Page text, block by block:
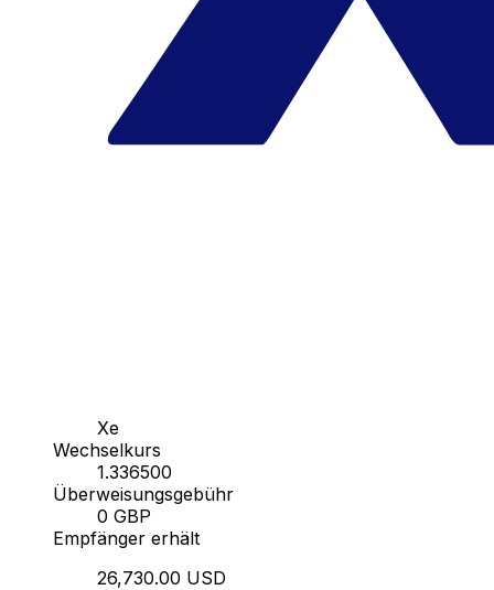
Xe
Wechselkurs
1.336500
Überweisungsgebühr
0 GBP
Empfänger erhält
26,730.00 USD